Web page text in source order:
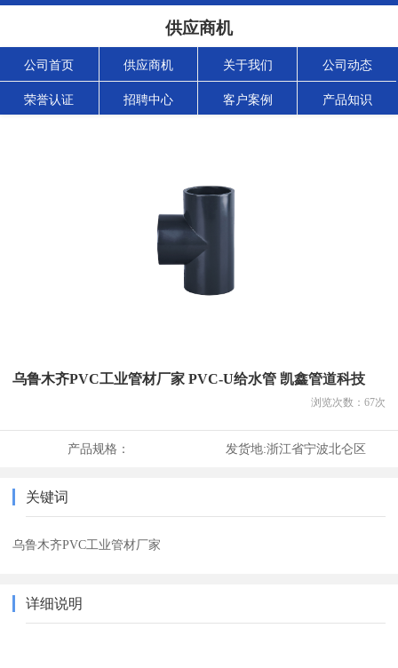
供应商机
公司首页 供应商机 关于我们 公司动态
荣誉认证 招聘中心 客户案例 产品知识
乌鲁木齐PVC工业管材厂家 PVC-U给水管 凯鑫管道科技
浏览次数： 67次
产品规格： 发货地:浙江省宁波北仑区
关键词
乌鲁木齐PVC工业管材厂家
详细说明